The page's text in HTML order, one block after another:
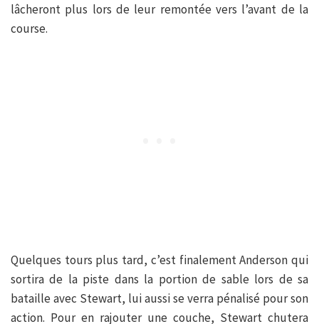
lâcheront plus lors de leur remontée vers l’avant de la
course.
Quelques tours plus tard, c’est finalement Anderson qui
sortira de la piste dans la portion de sable lors de sa
bataille avec Stewart, lui aussi se verra pénalisé pour son
action. Pour en rajouter une couche, Stewart chutera